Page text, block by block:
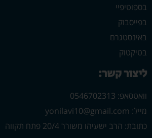
בספוטיפיי
בפייסבוק
באינסטגרם
בטיקטוק
ליצור קשר:
וואטסאפ: 0546702313
מייל: yonilavi10@gmail.com
כתובת: הרב ישעיהו משורר 20/4 פתח תקווה